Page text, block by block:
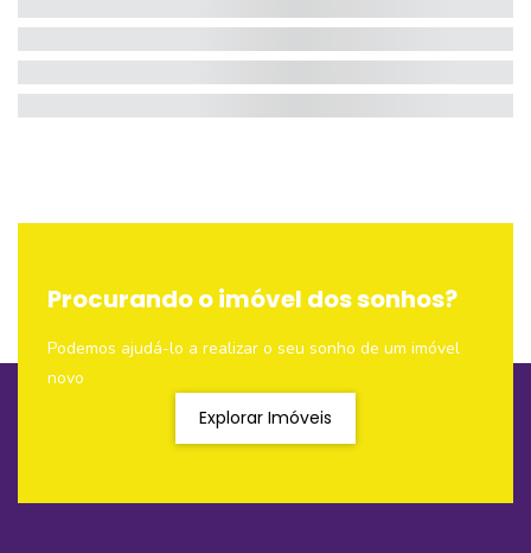
Procurando o imóvel dos sonhos?
Podemos ajudá-lo a realizar o seu sonho de um imóvel
novo
Explorar Imóveis